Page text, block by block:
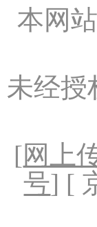
本网
未经授
[网上
号] [